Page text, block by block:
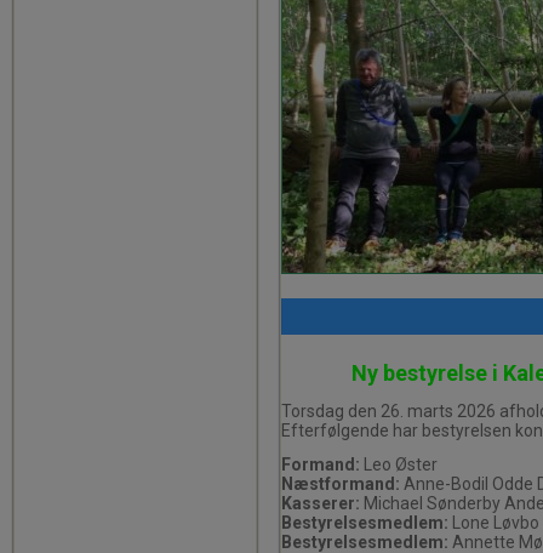
Ny bestyrelse i
Torsdag den 26. marts 2026
Efterfølgende har bestyrelsen
Formand: Leo Øster
Næstformand: Anne-Bodil Odde
Kasserer: Michael Sønderby
Bestyrelsesmedlem: Lone Løvbo
Bestyrelsesmedlem: Annette